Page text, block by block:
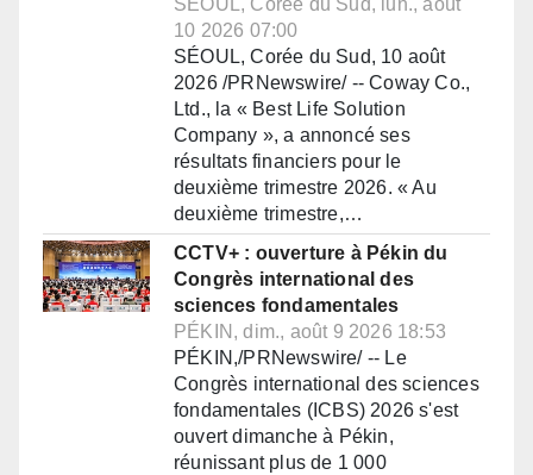
SÉOUL, Corée du Sud, lun., août
10 2026 07:00
SÉOUL, Corée du Sud, 10 août
2026 /PRNewswire/ -- Coway Co.,
Ltd., la « Best Life Solution
Company », a annoncé ses
résultats financiers pour le
deuxième trimestre 2026. « Au
deuxième trimestre,…
CCTV+ : ouverture à Pékin du
Congrès international des
sciences fondamentales
PÉKIN, dim., août 9 2026 18:53
PÉKIN,/PRNewswire/ -- Le
Congrès international des sciences
fondamentales (ICBS) 2026 s'est
ouvert dimanche à Pékin,
réunissant plus de 1 000